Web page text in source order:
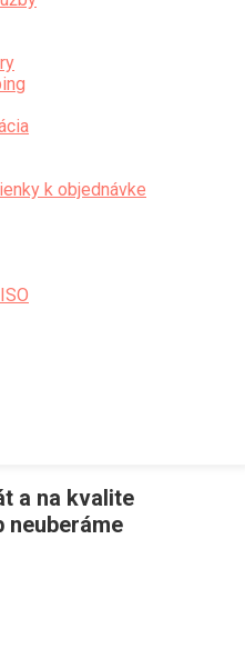
k objednávke
a na kvalite
neuberáme